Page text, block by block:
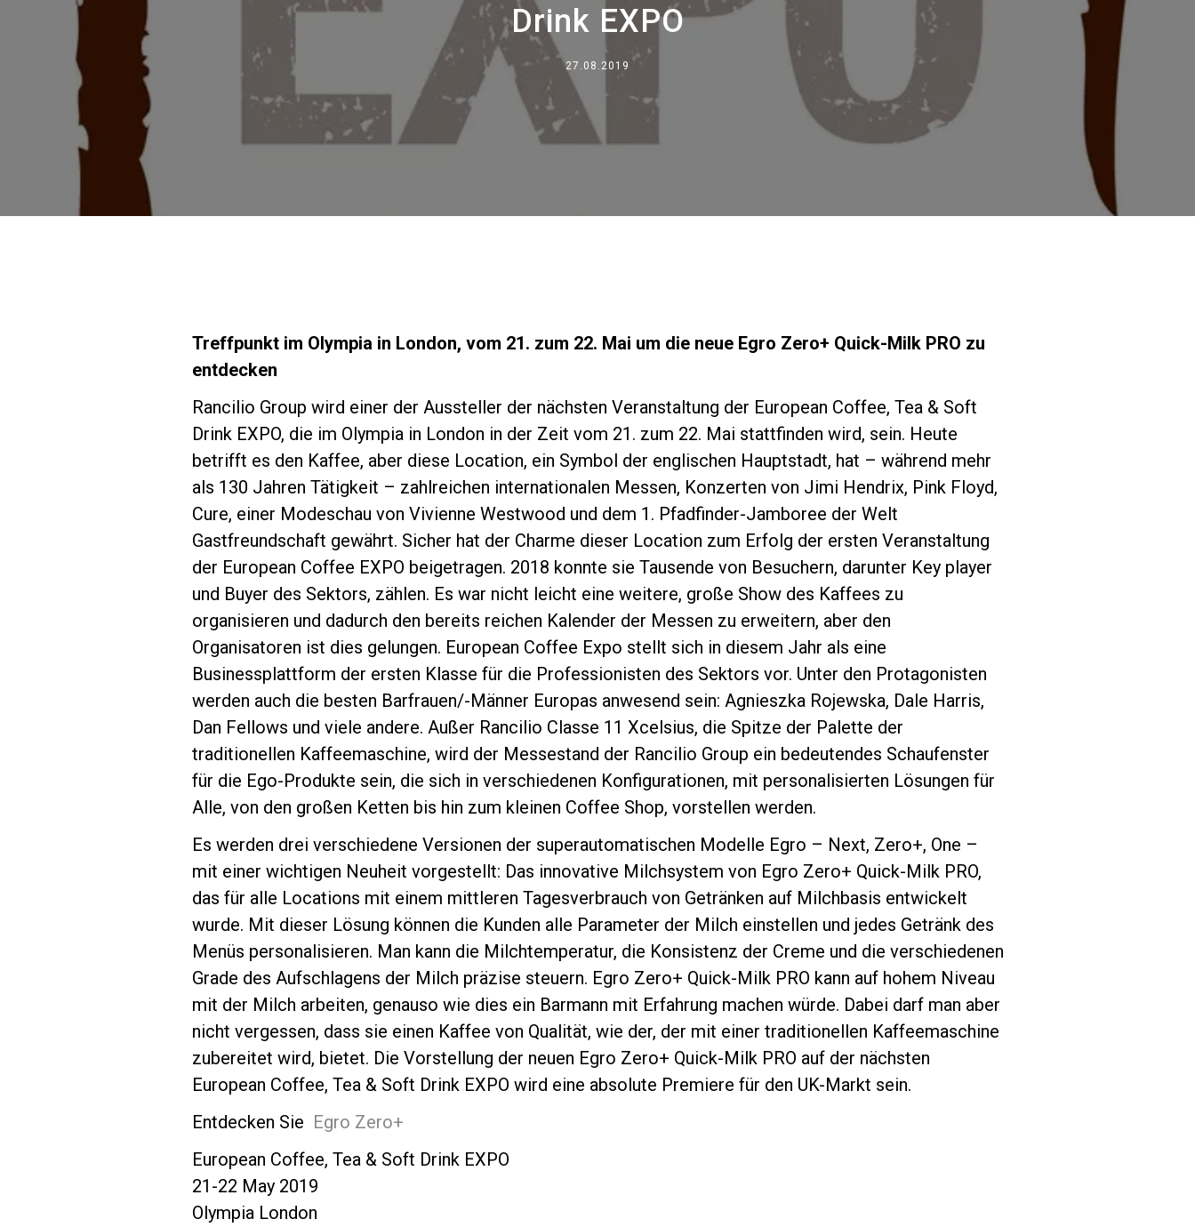
Drink EXPO
27.08.2019
Treffpunkt im Olympia in London, vom 21. zum 22. Mai um die neue Egro Zero+ Quick-Milk PRO zu
entdecken
Rancilio Group wird einer der Aussteller der nächsten Veranstaltung der European Coffee, Tea & Soft
Drink EXPO, die im Olympia in London in der Zeit vom 21. zum 22. Mai stattfinden wird, sein. Heute
betrifft es den Kaffee, aber diese Location, ein Symbol der englischen Hauptstadt, hat – während mehr
als 130 Jahren Tätigkeit – zahlreichen internationalen Messen, Konzerten von Jimi Hendrix, Pink Floyd,
Cure, einer Modeschau von Vivienne Westwood und dem 1. Pfadfinder-Jamboree der Welt
Gastfreundschaft gewährt. Sicher hat der Charme dieser Location zum Erfolg der ersten Veranstaltung
der European Coffee EXPO beigetragen. 2018 konnte sie Tausende von Besuchern, darunter Key player
und Buyer des Sektors, zählen. Es war nicht leicht eine weitere, große Show des Kaffees zu
organisieren und dadurch den bereits reichen Kalender der Messen zu erweitern, aber den
Organisatoren ist dies gelungen. European Coffee Expo stellt sich in diesem Jahr als eine
Businessplattform der ersten Klasse für die Professionisten des Sektors vor. Unter den Protagonisten
werden auch die besten Barfrauen/-Männer Europas anwesend sein: Agnieszka Rojewska, Dale Harris,
Dan Fellows und viele andere. Außer Rancilio Classe 11 Xcelsius, die Spitze der Palette der
traditionellen Kaffeemaschine, wird der Messestand der Rancilio Group ein bedeutendes Schaufenster
für die Ego-Produkte sein, die sich in verschiedenen Konfigurationen, mit personalisierten Lösungen für
Alle, von den großen Ketten bis hin zum kleinen Coffee Shop, vorstellen werden.
Es werden drei verschiedene Versionen der superautomatischen Modelle Egro – Next, Zero+, One –
mit einer wichtigen Neuheit vorgestellt: Das innovative Milchsystem von Egro Zero+ Quick-Milk PRO,
das für alle Locations mit einem mittleren Tagesverbrauch von Getränken auf Milchbasis entwickelt
wurde. Mit dieser Lösung können die Kunden alle Parameter der Milch einstellen und jedes Getränk des
Menüs personalisieren. Man kann die Milchtemperatur, die Konsistenz der Creme und die verschiedenen
Grade des Aufschlagens der Milch präzise steuern. Egro Zero+ Quick-Milk PRO kann auf hohem Niveau
mit der Milch arbeiten, genauso wie dies ein Barmann mit Erfahrung machen würde. Dabei darf man aber
nicht vergessen, dass sie einen Kaffee von Qualität, wie der, der mit einer traditionellen Kaffeemaschine
zubereitet wird, bietet. Die Vorstellung der neuen Egro Zero+ Quick-Milk PRO auf der nächsten
European Coffee, Tea & Soft Drink EXPO wird eine absolute Premiere für den UK-Markt sein.
Entdecken Sie Egro Zero+
European Coffee, Tea & Soft Drink EXPO
21-22 May 2019
Olympia London
Wo wir sind
Arbeiten Sie mit uns
Nachhaltigkeit
Sie uns
Datenschutzerklärung